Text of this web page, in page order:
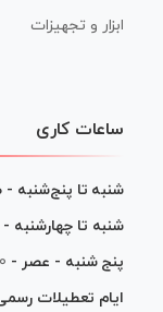
ابزار و تجهیزات
ساعات کاری
شنبه تا پنج‌شنبه
شنبه تا چهارشنبه
پنج شنبه - عصر -
ایام تعطیلات